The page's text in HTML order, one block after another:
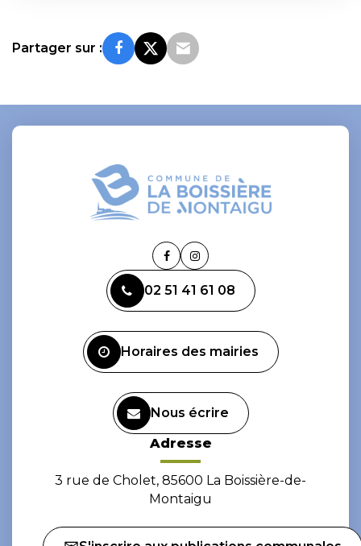
Partager sur :
Lien
le
compte
Lien
le
compte
02 51 41 61 08
Horaires des mairies
Nous écrire
Adresse
3 rue de Cholet, 85600 La Boissière-de-
Montaigu